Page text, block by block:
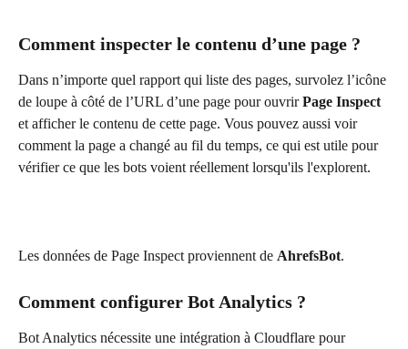
Comment inspecter le contenu d’une page ?
Dans n’importe quel rapport qui liste des pages, survolez l’icône
de loupe à côté de l’URL d’une page pour ouvrir Page Inspect
et afficher le contenu de cette page. Vous pouvez aussi voir
comment la page a changé au fil du temps, ce qui est utile pour
vérifier ce que les bots voient réellement lorsqu'ils l'explorent.
Les données de Page Inspect proviennent de AhrefsBot.
Comment configurer Bot Analytics ?
Bot Analytics nécessite une intégration à Cloudflare pour